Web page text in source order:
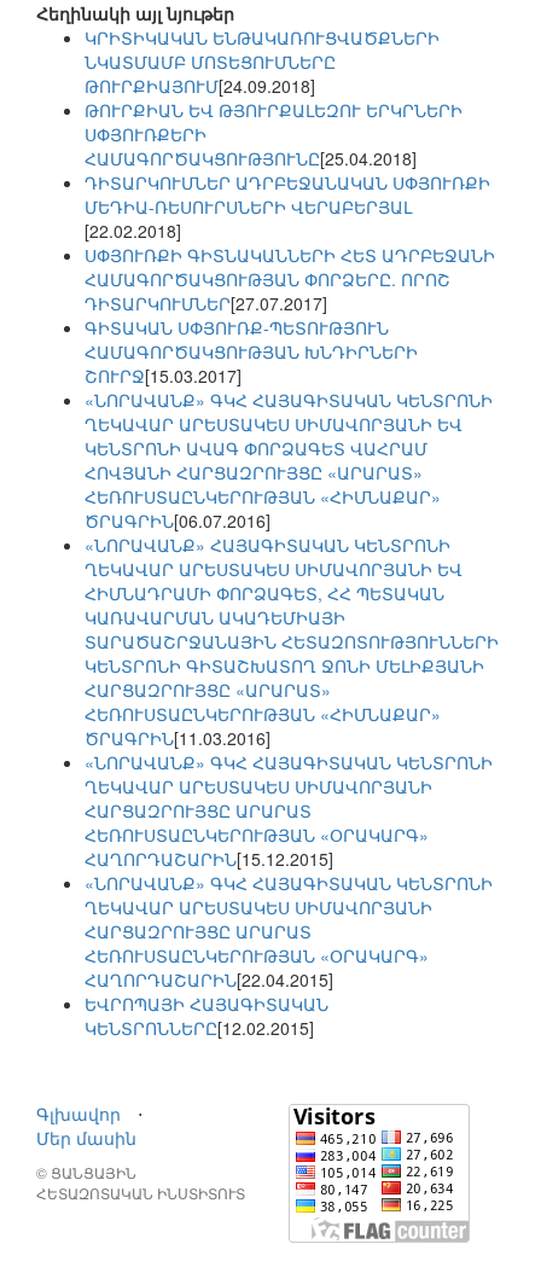
Հեղինակի այլ նյութեր
ԿՐԻՏԻԿԱԿԱՆ ԵՆԹԱԿԱՌՈՒՑՎԱԾՔՆԵՐԻ
ՆԿԱՏՄԱՄԲ ՄՈՏԵՑՈՒՄՆԵՐԸ
ԹՈՒՐՔԻԱՅՈՒՄ[24.09.2018]
ԹՈՒՐՔԻԱՆ ԵՎ ԹՅՈՒՐՔԱԼԵԶՈՒ ԵՐԿՐՆԵՐԻ
ՍՓՅՈՒՌՔԵՐԻ
ՀԱՄԱԳՈՐԾԱԿՑՈՒԹՅՈՒՆԸ[25.04.2018]
ԴԻՏԱՐԿՈՒՄՆԵՐ ԱԴՐԲԵՋԱՆԱԿԱՆ ՍՓՅՈՒՌՔԻ
ՄԵԴԻԱ-ՌԵՍՈՒՐՍՆԵՐԻ ՎԵՐԱԲԵՐՅԱԼ
[22.02.2018]
ՍՓՅՈՒՌՔԻ ԳԻՏՆԱԿԱՆՆԵՐԻ ՀԵՏ ԱԴՐԲԵՋԱՆԻ
ՀԱՄԱԳՈՐԾԱԿՑՈՒԹՅԱՆ ՓՈՐՁԵՐԸ. ՈՐՈՇ
ԴԻՏԱՐԿՈՒՄՆԵՐ[27.07.2017]
ԳԻՏԱԿԱՆ ՍՓՅՈՒՌՔ-ՊԵՏՈՒԹՅՈՒՆ
ՀԱՄԱԳՈՐԾԱԿՑՈՒԹՅԱՆ ԽՆԴԻՐՆԵՐԻ
ՇՈՒՐՋ[15.03.2017]
«ՆՈՐԱՎԱՆՔ» ԳԿՀ ՀԱՅԱԳԻՏԱԿԱՆ ԿԵՆՏՐՈՆԻ
ՂԵԿԱՎԱՐ ԱՐԵՍՏԱԿԵՍ ՍԻՄԱՎՈՐՅԱՆԻ ԵՎ
ԿԵՆՏՐՈՆԻ ԱՎԱԳ ՓՈՐՁԱԳԵՏ ՎԱՀՐԱՄ
ՀՈՎՅԱՆԻ ՀԱՐՑԱԶՐՈՒՅՑԸ «ԱՐԱՐԱՏ»
ՀԵՌՈՒՍՏԱԸՆԿԵՐՈՒԹՅԱՆ «ՀԻՄՆԱՔԱՐ»
ԾՐԱԳՐԻՆ[06.07.2016]
«ՆՈՐԱՎԱՆՔ» ՀԱՅԱԳԻՏԱԿԱՆ ԿԵՆՏՐՈՆԻ
ՂԵԿԱՎԱՐ ԱՐԵՍՏԱԿԵՍ ՍԻՄԱՎՈՐՅԱՆԻ ԵՎ
ՀԻՄՆԱԴՐԱՄԻ ՓՈՐՁԱԳԵՏ, ՀՀ ՊԵՏԱԿԱՆ
ԿԱՌԱՎԱՐՄԱՆ ԱԿԱԴԵՄԻԱՅԻ
ՏԱՐԱԾԱՇՐՋԱՆԱՅԻՆ ՀԵՏԱԶՈՏՈՒԹՅՈՒՆՆԵՐԻ
ԿԵՆՏՐՈՆԻ ԳԻՏԱՇԽԱՏՈՂ ՋՈՆԻ ՄԵԼԻՔՅԱՆԻ
ՀԱՐՑԱԶՐՈՒՅՑԸ «ԱՐԱՐԱՏ»
ՀԵՌՈՒՍՏԱԸՆԿԵՐՈՒԹՅԱՆ «ՀԻՄՆԱՔԱՐ»
ԾՐԱԳՐԻՆ[11.03.2016]
«ՆՈՐԱՎԱՆՔ» ԳԿՀ ՀԱՅԱԳԻՏԱԿԱՆ ԿԵՆՏՐՈՆԻ
ՂԵԿԱՎԱՐ ԱՐԵՍՏԱԿԵՍ ՍԻՄԱՎՈՐՅԱՆԻ
ՀԱՐՑԱԶՐՈՒՅՑԸ ԱՐԱՐԱՏ
ՀԵՌՈՒՍՏԱԸՆԿԵՐՈՒԹՅԱՆ «ՕՐԱԿԱՐԳ»
ՀԱՂՈՐԴԱՇԱՐԻՆ[15.12.2015]
«ՆՈՐԱՎԱՆՔ» ԳԿՀ ՀԱՅԱԳԻՏԱԿԱՆ ԿԵՆՏՐՈՆԻ
ՂԵԿԱՎԱՐ ԱՐԵՍՏԱԿԵՍ ՍԻՄԱՎՈՐՅԱՆԻ
ՀԱՐՑԱԶՐՈՒՅՑԸ ԱՐԱՐԱՏ
ՀԵՌՈՒՍՏԱԸՆԿԵՐՈՒԹՅԱՆ «ՕՐԱԿԱՐԳ»
ՀԱՂՈՐԴԱՇԱՐԻՆ[22.04.2015]
ԵՎՐՈՊԱՅԻ ՀԱՅԱԳԻՏԱԿԱՆ
ԿԵՆՏՐՈՆՆԵՐԸ[12.02.2015]
Գլխավոր
⋅
Մեր մասին
© ՑԱՆՑԱՅԻՆ
ՀԵՏԱԶՈՏԱԿԱՆ ԻՆՍՏԻՏՈՒՏ